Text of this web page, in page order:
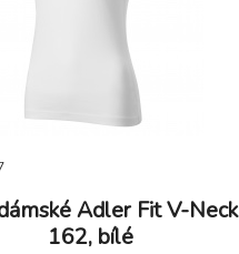
Adler Fit V-Neck
162, bílé